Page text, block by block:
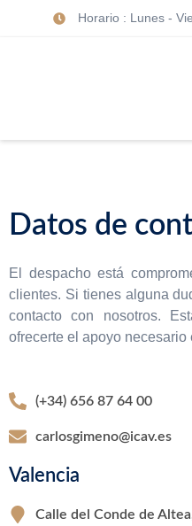
Horario : Lunes -
Datos de
El despacho está
clientes. Si tienes alguna
contacto con nosotros.
ofrecerte el apoyo necesario
(+34) 656 87 64 00
carlosgimeno@icav.es
Valencia
Calle del Conde de